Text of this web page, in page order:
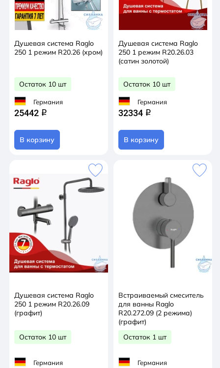
Душевая система Raglo
250 1 режим R20.26 (хром)
Остаток 10 шт
Германия
25442 q
В корзину
Душевая система Raglo
250 1 режим R20.26.03
(сатин золотой)
Остаток 10 шт
Германия
32334 q
В корзину
Душевая система Raglo
250 1 режим R20.26.09
(графит)
Остаток 10 шт
Германия
Встраиваемый смеситель
для ванны Raglo
R20.272.09 (2 режима)
(графит)
Остаток 1 шт
Германия